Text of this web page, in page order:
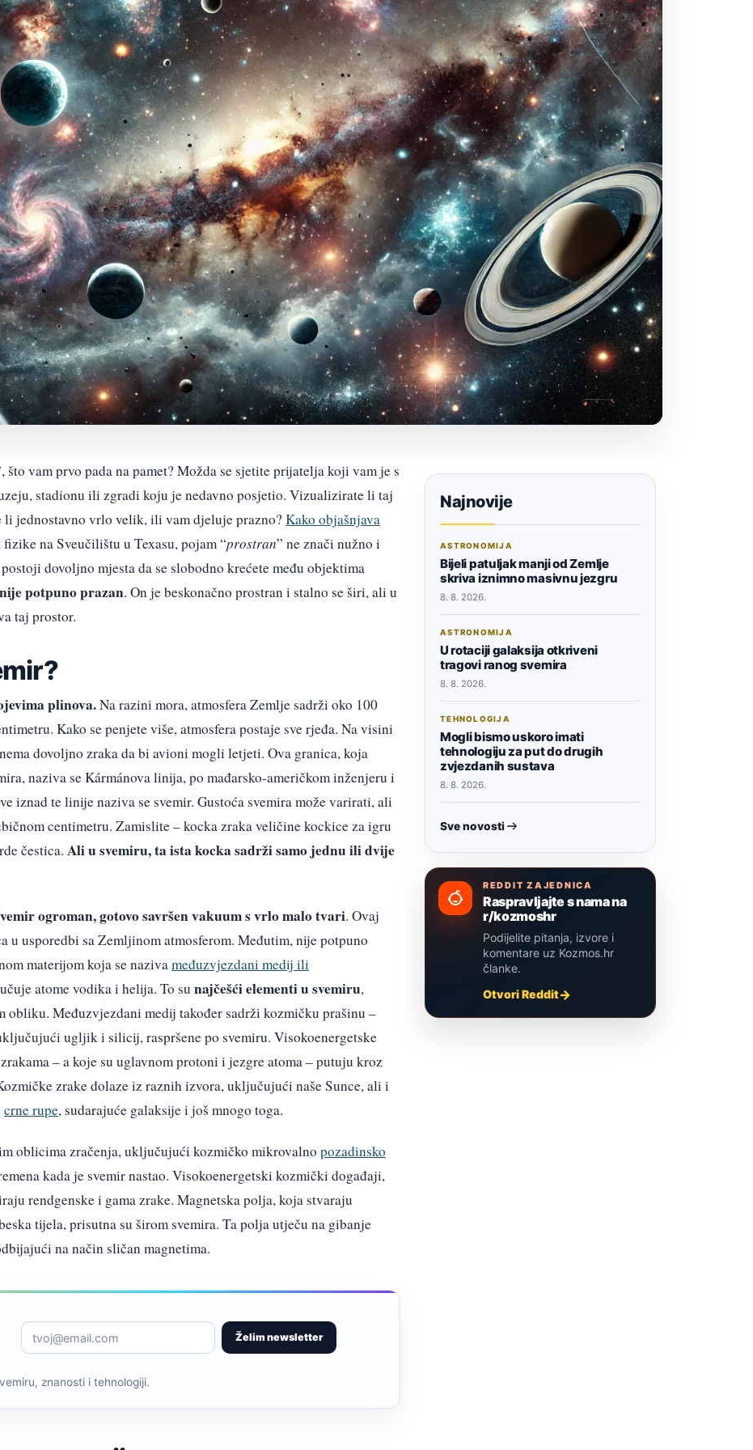
vam prvo pada na pamet? Možda se sjetite prijatelja koji vam je s
stadionu ili zgradi koju je nedavno posjetio. Vizualizirate li taj
li jednostavno vrlo velik, ili vam djeluje prazno? Kako objašnjava
na Sveučilištu u Texasu, pojam “prostran” ne znači nužno i
dovoljno mjesta da se slobodno krećete među objektima
potpuno prazan. On je beskonačno prostran i stalno se širi, ali u
taj prostor.
plinova.Na razini mora, atmosfera Zemlje sadrži oko 100
Kako se penjete više, atmosfera postaje sve rjeđa. Na visini
dovoljno zraka da bi avioni mogli letjeti. Ova granica, koja
naziva se Kármánova linija, po mađarsko-američkom inženjeru i
iznad te linije naziva se svemir. Gustoća svemira može varirati, ali
centimetru. Zamislite – kocka zraka veličine kockice za igru
čestica. Ali u svemiru, ta ista kocka sadrži samo jednu ili dvije
ogroman, gotovo savršen vakuum s vrlo malo tvari. Ovaj
u usporedbi sa Zemljinom atmosferom. Međutim, nije potpuno
materijom koja se nazivameđuzvjezdani medij ili
atome vodika i helija. To su najčešći elementi u svemiru,
Međuzvjezdani medij također sadrži kozmičku prašinu –
ugljik i silicij, raspršene po svemiru. Visokoenergetske
– a koje su uglavnom protoni i jezgre atoma – putuju kroz
zrake dolaze iz raznih izvora, uključujući naše Sunce, ali i
crne rupe, sudarajuće galaksije i još mnogo toga.
oblicima zračenja, uključujući kozmičko mikrovalno pozadinsko
kada je svemir nastao. Visokoenergetski kozmički događaji,
rendgenske i gama zrake. Magnetska polja, koja stvaraju
tijela, prisutna su širom svemira. Ta polja utječu na gibanje
na način sličan magnetima.
Želim newsletter
znanosti i tehnologiji.
Najnovije
ASTRONOMIJA
Bijeli patuljak manji od Zemlje
skriva iznimno masivnu jezgru
8. 8. 2026.
ASTRONOMIJA
U rotaciji galaksija otkriveni
tragovi ranog svemira
8. 8. 2026.
TEHNOLOGIJA
Mogli bismo uskoro imati
tehnologiju za put do drugih
zvjezdanih sustava
8. 8. 2026.
Sve novosti
REDDIT ZAJEDNICA
Raspravljajte s nama na
r/kozmoshr
Podijelite pitanja, izvore i
komentare uz Kozmos.hr
članke.
Otvori Reddit